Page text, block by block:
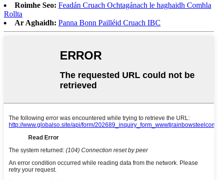
Roimhe Seo: Feadán Cruach Ochtagánach le haghaidh Comhla
Rollta
Ar Aghaidh: Panna Bonn Pailléid Cruach IBC